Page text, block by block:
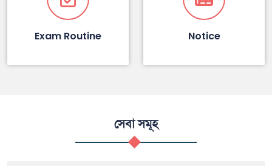
Exam Routine Notice
সেবা সমূহ